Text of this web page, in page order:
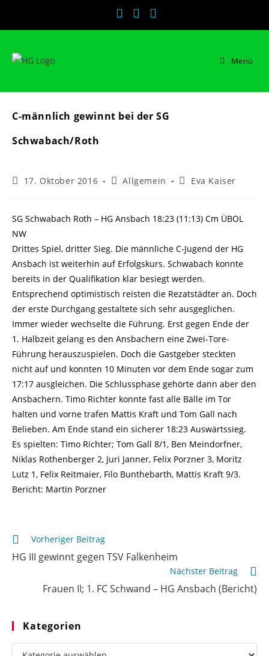
Menü
C-männlich gewinnt bei der SG
Schwabach/Roth
Beitrag
17. Oktober 2016
Beitrags-
Allgemein
Beitrags-
Eva Kaiser
SG Schwabach Roth – HG Ansbach 18:23 (11:13) Cm ÜBOL
NW
Drittes Spiel, dritter Sieg. Die männliche C-Jugend der HG
Ansbach ist weiterhin auf Erfolgskurs. Schwabach konnte
bereits in der Qualifikation klar besiegt werden.
Entsprechend optimistisch reisten die Rezatstädter an. Doch
der erste Durchgang gestaltete sich sehr ausgeglichen.
Immer wieder wechselte die Führung. Erst gegen Ende der
1. Halbzeit gelang es den Ansbachern eine Zwei-Tore-
Führung herauszuspielen. Doch die Gastgeber steckten
nicht auf und konnten 10 Minuten vor dem Ende sogar zum
17:17 ausgleichen. Die Schlussphase gehörte dann aber den
Ansbachern. Timo Richter konnte fast alle Bälle im Tor
halten und vorne trafen Mattis Kraft und Tom Gall nach
Belieben. Am Ende stand ein sicherer 18:23 Auswärtssieg.
Es spielten: Timo Richter; Tom Gall 8/1, Ben Meindorfner,
Niklas Rothenberger 2, Juri Janner, Felix Porzner 3, Moritz
Lutz 1, Felix Reitmaier, Filo Bunthebarth, Mattis Kraft 9/3.
Bericht: Martin Porzner
Weitere
Artikel
ansehen
Vorheriger Beitrag
HG III gewinnt gegen TSV Falkenheim
Nächster Beitrag
Frauen II; 1. FC Schwand – HG Ansbach (Bericht)
Kategorien
Kategorien